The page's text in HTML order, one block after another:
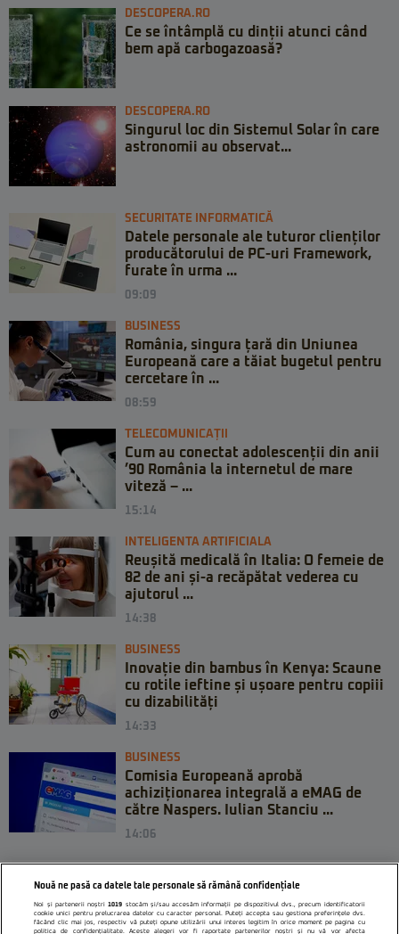
DESCOPERA.RO
Ce se întâmplă cu dinții atunci când
bem apă carbogazoasă?
DESCOPERA.RO
Singurul loc din Sistemul Solar în care
astronomii au observat...
SECURITATE INFORMATICĂ
Datele personale ale tuturor clienților
producătorului de PC-uri Framework,
furate în urma ...
09:09
BUSINESS
România, singura țară din Uniunea
Europeană care a tăiat bugetul pentru
cercetare în ...
08:59
TELECOMUNICAȚII
Cum au conectat adolescenții din anii
’90 România la internetul de mare
viteză – ...
15:14
INTELIGENTA ARTIFICIALA
Reușită medicală în Italia: O femeie de
82 de ani și-a recăpătat vederea cu
ajutorul ...
14:38
BUSINESS
Inovație din bambus în Kenya: Scaune
cu rotile ieftine și ușoare pentru copiii
cu dizabilități
14:33
BUSINESS
Comisia Europeană aprobă
achiziționarea integrală a eMAG de
către Naspers. Iulian Stanciu ...
14:06
Nouă ne pasă ca datele tale personale să rămână confidențiale
Noi și partenerii noștri1019 stocăm și/sau accesăm informații pe dispozitivul dvs., precum identificatorii
cookie unici pentru prelucrarea datelor cu caracter personal. Puteți accepta sau gestiona preferințele dvs.
făcând clic mai jos, respectiv vă puteți opune utilizării unui interes legitim în orice moment pe pagina cu
politica de confidențialitate. Aceste alegeri vor fi raportate partenerilor noștri și nu vă vor afecta